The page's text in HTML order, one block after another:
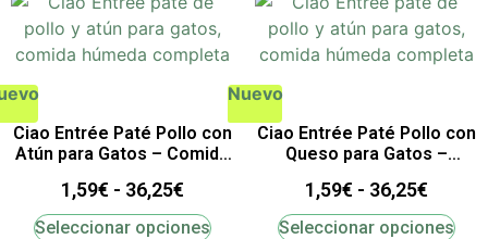
Ciao Entrée Paté Pollo con
Atún para Gatos – Comida
1,59€ - 36,25€
Seleccionar opciones
Nuevo
Ciao Entrée Paté Pollo con
Queso para Gatos –
1,59€ - 36,25€
Seleccionar opciones